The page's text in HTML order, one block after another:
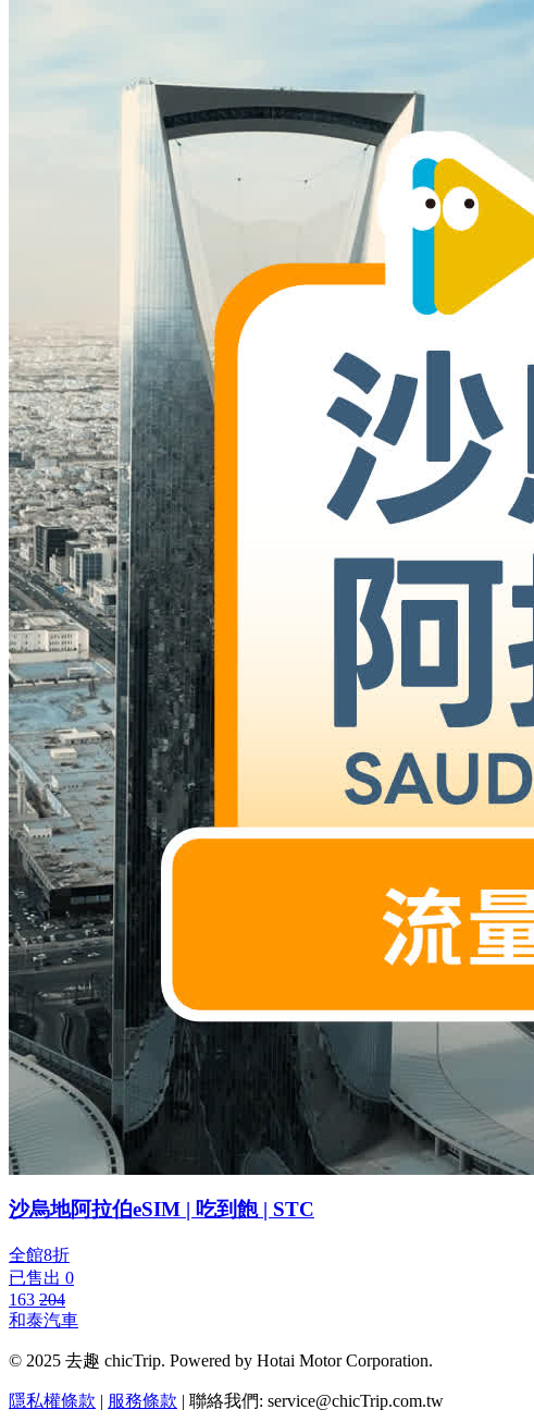
沙烏地阿拉伯eSIM | 吃到飽 | STC
全館8折
已售出 0
163 204
和泰汽車
© 2025 去趣 chicTrip. Powered by Hotai Motor Corporation.
隱私權條款 | 服務條款 | 聯絡我們: service@chicTrip.com.tw